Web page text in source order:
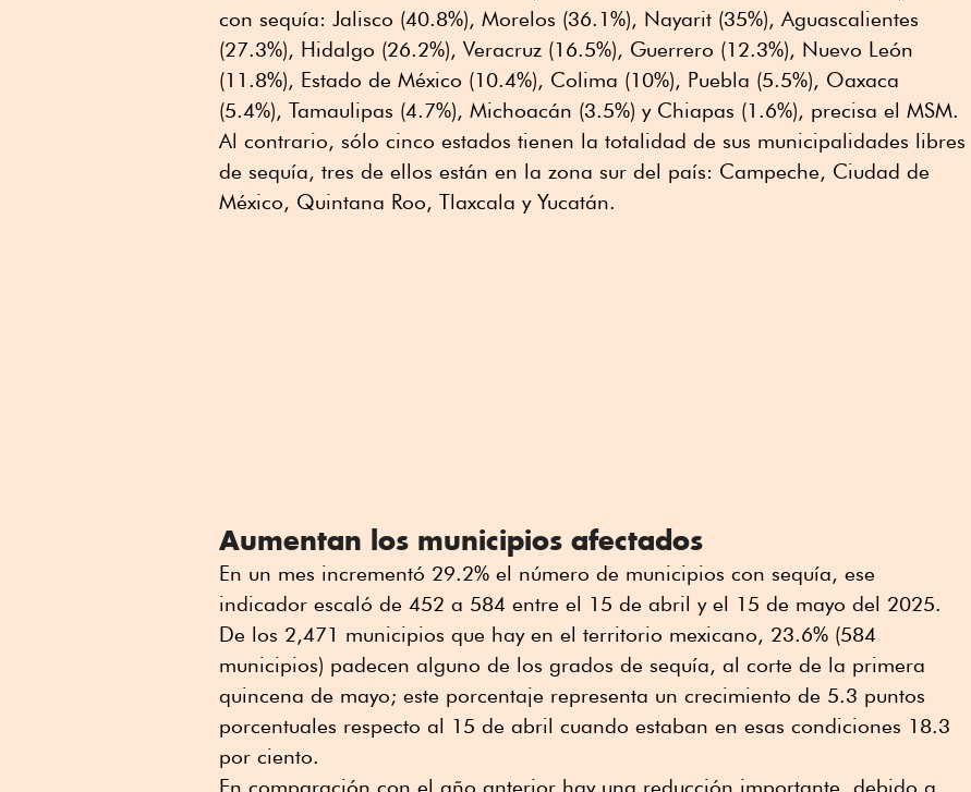
con sequía: Jalisco (40.8%), Morelos (36.1%), Nayarit (35%), Aguascalientes
(27.3%), Hidalgo (26.2%), Veracruz (16.5%), Guerrero (12.3%), Nuevo León
(11.8%), Estado de México (10.4%), Colima (10%), Puebla (5.5%), Oaxaca
(5.4%), Tamaulipas (4.7%), Michoacán (3.5%) y Chiapas (1.6%), precisa el MSM.
Al contrario, sólo cinco estados tienen la totalidad de sus municipalidades libres
de sequía, tres de ellos están en la zona sur del país: Campeche, Ciudad de
México, Quintana Roo, Tlaxcala y Yucatán.
Aumentan los municipios afectados
En un mes incrementó 29.2% el número de municipios con sequía, ese
indicador escaló de 452 a 584 entre el 15 de abril y el 15 de mayo del 2025.
De los 2,471 municipios que hay en el territorio mexicano, 23.6% (584
municipios) padecen alguno de los grados de sequía, al corte de la primera
quincena de mayo; este porcentaje representa un crecimiento de 5.3 puntos
porcentuales respecto al 15 de abril cuando estaban en esas condiciones 18.3
por ciento.
En comparación con el año anterior hay una reducción importante, debido a